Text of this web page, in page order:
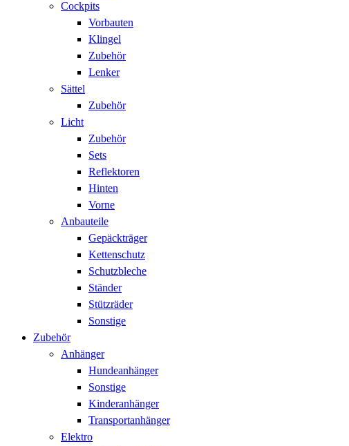
Cockpits
Vorbauten
Klingel
Zubehör
Lenker
Sättel
Zubehör
Licht
Zubehör
Sets
Reflektoren
Hinten
Vorne
Anbauteile
Gepäckträger
Kettenschutz
Schutzbleche
Ständer
Stützräder
Sonstige
Zubehör
Anhänger
Hundeanhänger
Sonstige
Kinderanhänger
Transportanhänger
Elektro